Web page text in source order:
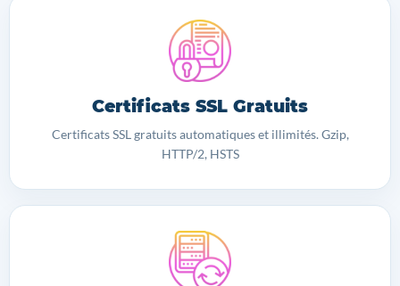
Certificats SSL Gratuits
Certificats SSL gratuits automatiques et illimités. Gzip,
HTTP/2, HSTS